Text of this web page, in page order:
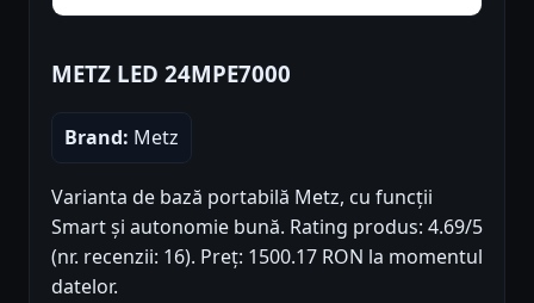
METZ LED 24MPE7000
Brand: Metz
Varianta de bază portabilă Metz, cu funcții
Smart și autonomie bună. Rating produs: 4.69/5
(nr. recenzii: 16). Preț: 1500.17 RON la momentul
datelor.